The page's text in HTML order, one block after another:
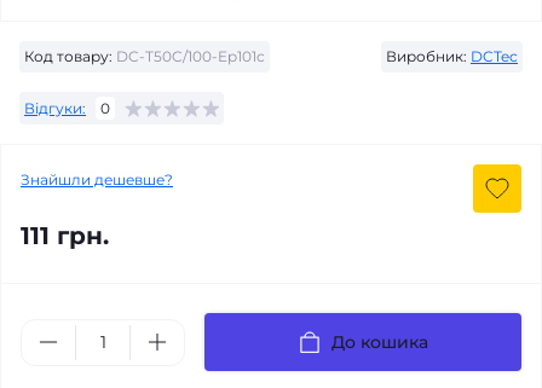
Код товару: DC-T50C/100-Ep101c Виробник: DCTec
Відгуки: 0
Знайшли дешевше?
111 грн.
До кошика